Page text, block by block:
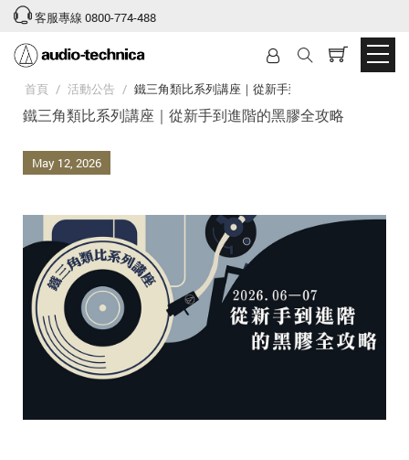
客服專線 0800-774-488
首頁 / 活動公告 / 鐵三角類比系列講座｜從新手到進階的黑膠全攻略
鐵三角類比系列講座｜從新手到進階的黑膠全攻略
May 12, 2026